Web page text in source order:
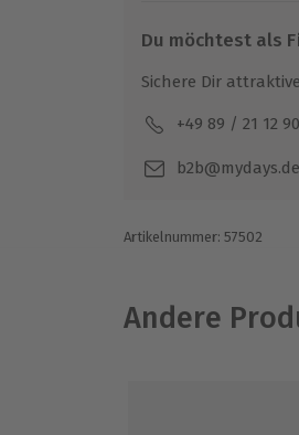
Spezifische
Du möchtest als
Sichere Dir
+49 89 / 21 12
b2b@mydays.de
Artikelnummer: 57502
Andere